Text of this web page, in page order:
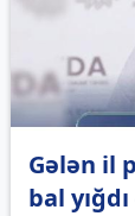
Gələn il
bal